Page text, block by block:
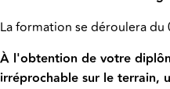
La formation se déroulera
À l'obtention de votre
irréprochable sur le terrain,